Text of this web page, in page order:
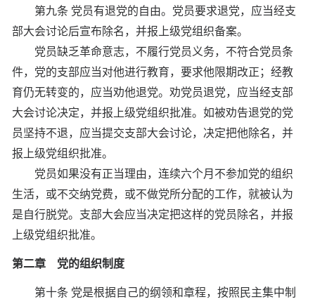
第九条 党员有退党的自由。党员要求退党，应当经支
部大会讨论后宣布除名，并报上级党组织备案。
党员缺乏革命意志，不履行党员义务，不符合党员条
件，党的支部应当对他进行教育，要求他限期改正；经教
育仍无转变的，应当劝他退党。劝党员退党，应当经支部
大会讨论决定，并报上级党组织批准。如被劝告退党的党
员坚持不退，应当提交支部大会讨论，决定把他除名，并
报上级党组织批准。
党员如果没有正当理由，连续六个月不参加党的组织
生活，或不交纳党费，或不做党所分配的工作，就被认为
是自行脱党。支部大会应当决定把这样的党员除名，并报
上级党组织批准。
第二章 党的组织制度
第十条 党是根据自己的纲领和章程，按照民主集中制